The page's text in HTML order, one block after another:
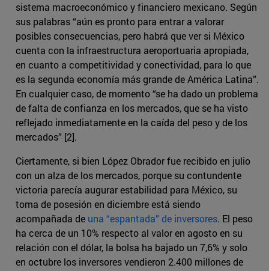
sistema macroeconómico y financiero mexicano. Según
sus palabras “aún es pronto para entrar a valorar
posibles consecuencias, pero habrá que ver si México
cuenta con la infraestructura aeroportuaria apropiada,
en cuanto a competitividad y conectividad, para lo que
es la segunda economía más grande de América Latina”.
En cualquier caso, de momento “se ha dado un problema
de falta de confianza en los mercados, que se ha visto
reflejado inmediatamente en la caída del peso y de los
mercados” [2].
Ciertamente, si bien López Obrador fue recibido en julio
con un alza de los mercados, porque su contundente
victoria parecía augurar estabilidad para México, su
toma de posesión en diciembre está siendo
acompañada de una “espantada” de inversores. El peso
ha cerca de un 10% respecto al valor en agosto en su
relación con el dólar, la bolsa ha bajado un 7,6% y solo
en octubre los inversores vendieron 2.400 millones de